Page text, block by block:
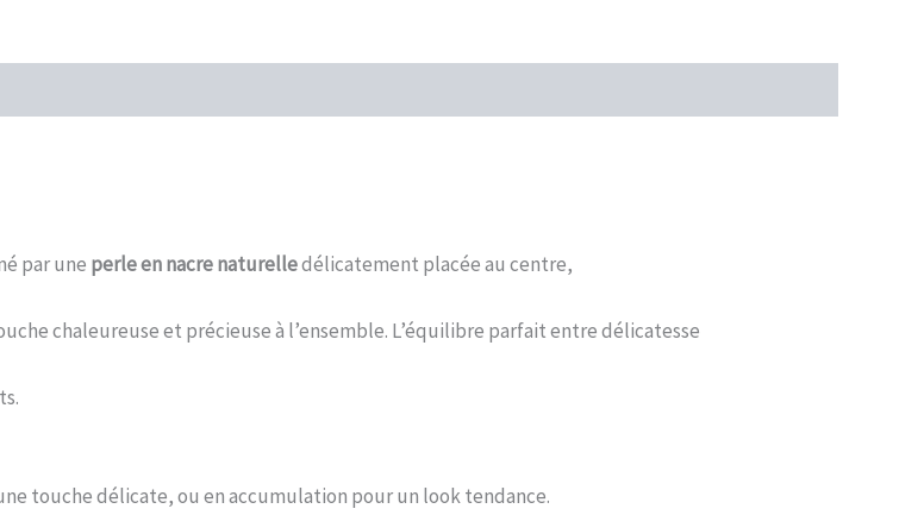
par une perle en nacre naturelledélicatement placée au centre,
chaleureuse et précieuse à l’ensemble. L’équilibre parfait entre délicatesse
touche délicate, ou en accumulation pour un look tendance.